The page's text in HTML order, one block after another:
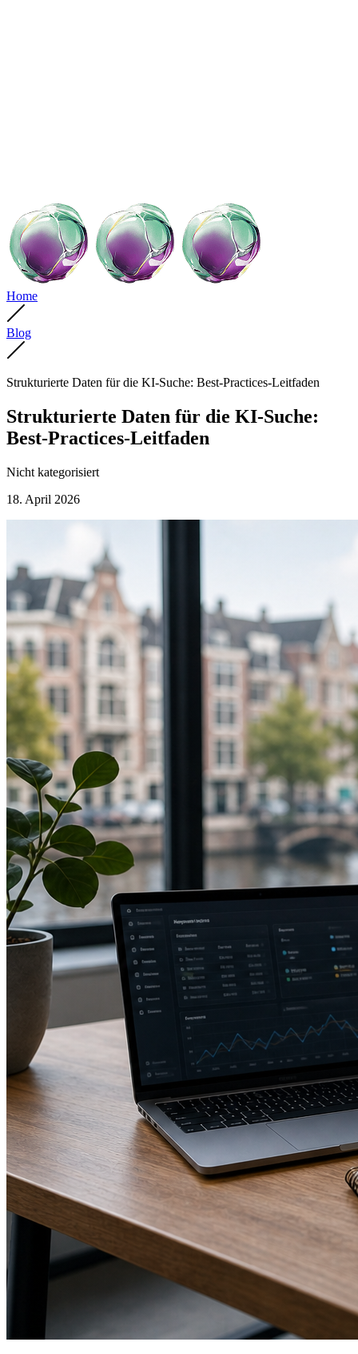
Home
Blog
Strukturierte Daten für die KI-Suche: Best-Practices-Leitfaden
Strukturierte Daten für die KI-Suche:
Best-Practices-Leitfaden
Nicht kategorisiert
18. April 2026